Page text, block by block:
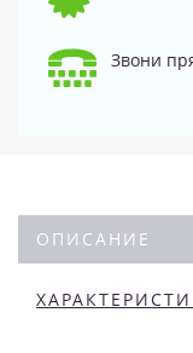
Звони
ОПИСАНИЕ